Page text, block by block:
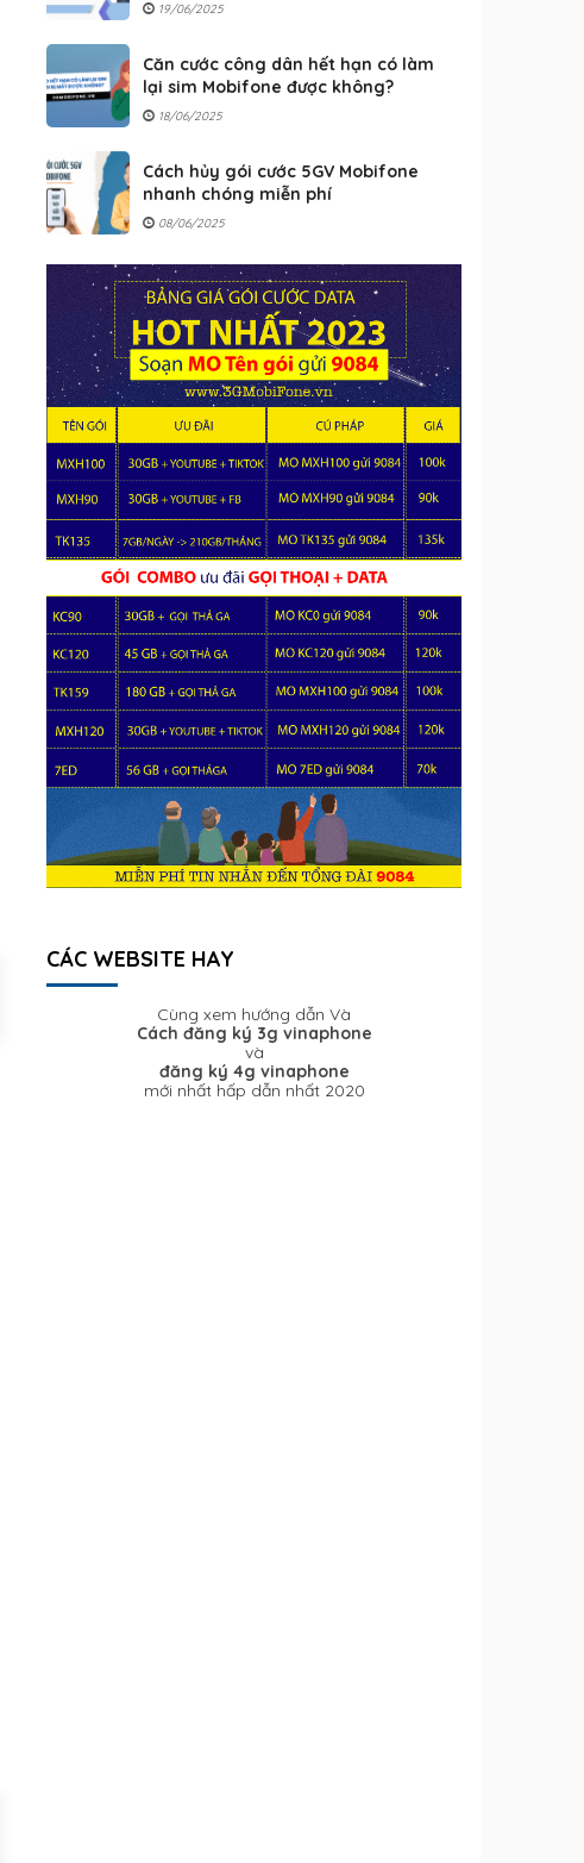
19/06/2025
Căn cước công dân hết hạn có làm
lại sim Mobifone được không?
18/06/2025
Cách hủy gói cước 5GV Mobifone
nhanh chóng miễn phí
08/06/2025
CÁC WEBSITE HAY
Cùng xem hướng dẫn Và
Cách đăng ký 3g vinaphone
và
đăng ký 4g vinaphone
mới nhất hấp dẫn nhất 2020